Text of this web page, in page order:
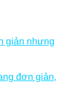
giản nhưng
đơn giản,